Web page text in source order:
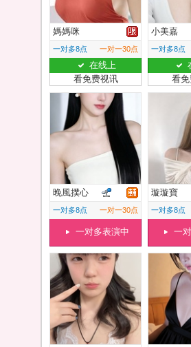
媽媽咪
一对多8点 一对一30点
在线上
看免费视讯
小美嘉
一对多8点
看
晚風撲心
一对多8点 一对一30点
一对多表演中
璇璇寶
一对多8点
一